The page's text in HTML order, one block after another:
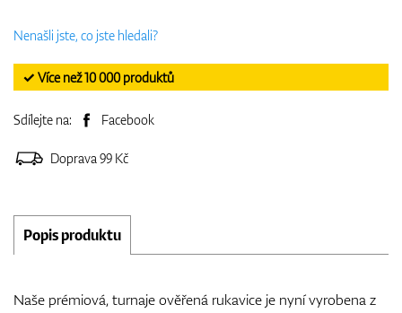
Nenašli jste, co jste hledali?
✓ Více než 10 000 produktů
Sdílejte na: Facebook
Doprava 99 Kč
Popis produktu
Naše prémiová, turnaje ověřená rukavice je nyní vyrobena z